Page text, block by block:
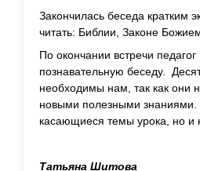
Закончилась беседа кратким
читать: Библии, Законе
По окончании встречи
познавательную беседу.
необходимы нам, так как они
новыми полезными знаниями.
касающиеся темы урока, но
Татьяна Шитова